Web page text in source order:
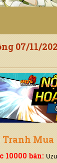
07/11/
Tranh Mua
10000 bán: